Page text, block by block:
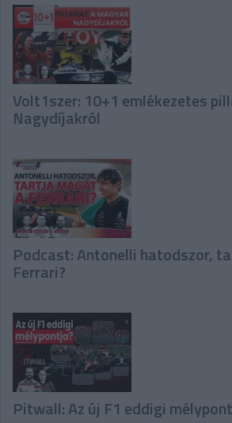
Volt1szer: 10+1 emlékezetes
Nagydíjakról
Podcast: Antonelli hatodszor,
Ferrari?
Pitwall: Az új F1 eddigi